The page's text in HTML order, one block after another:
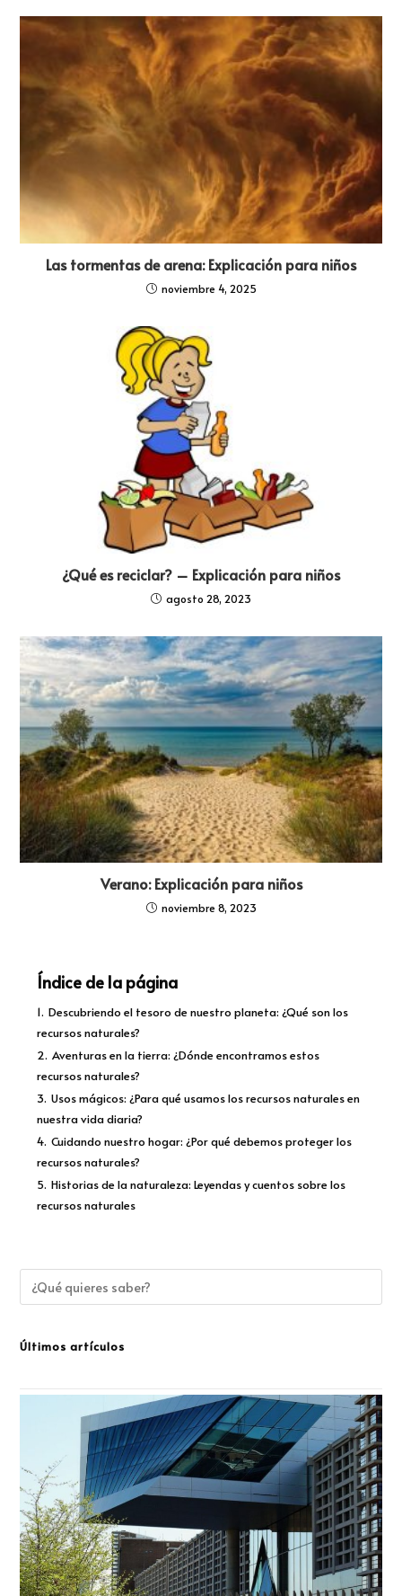
Las tormentas de arena: Explicación para niños
noviembre 4, 2025
¿Qué es reciclar? – Explicación para niños
agosto 28, 2023
Verano: Explicación para niños
noviembre 8, 2023
Índice de la página
1. Descubriendo el tesoro de nuestro planeta: ¿Qué son los
recursos naturales?
2. Aventuras en la tierra: ¿Dónde encontramos estos
recursos naturales?
3. Usos mágicos: ¿Para qué usamos los recursos naturales en
nuestra vida diaria?
4. Cuidando nuestro hogar: ¿Por qué debemos proteger los
recursos naturales?
5. Historias de la naturaleza: Leyendas y cuentos sobre los
recursos naturales
Últimos artículos